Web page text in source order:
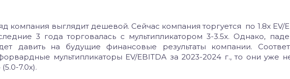
компания выглядит дешевой. Сейчас компания торгуется по 1.8х EV/
3 года торговалась с мультипликатором 3-3.5х. Однако,
давить на будущие финансовые результаты компании.
мультипликаторы EV/EBITDA за 2023-2024 г., то они уже
7.0х).